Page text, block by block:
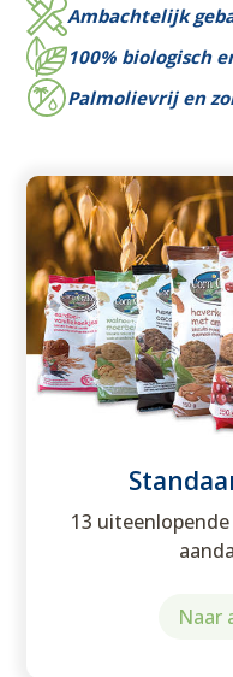
Ambachtelijk
100% biologisch
Palmolievrij en
13
Naar